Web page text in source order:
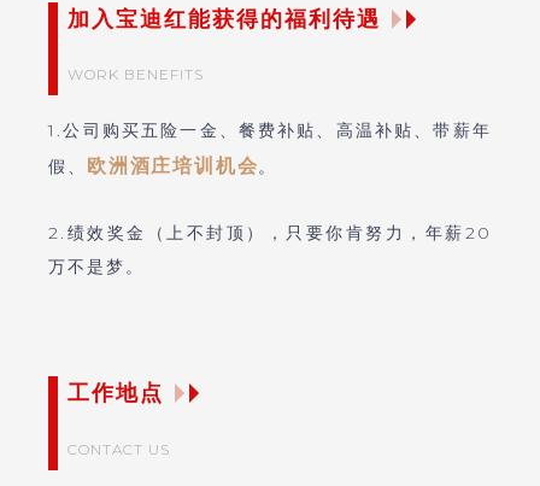
加入宝迪红能获得的福利待遇
WORK BENEFITS
1.公司购买五险一金、餐费补贴、高温补贴、带薪年
假、
欧洲酒庄培训机会。
2.绩效奖金（上不封顶），只要你肯努力，年薪20
万不是梦。
工作地点
CONTACT US